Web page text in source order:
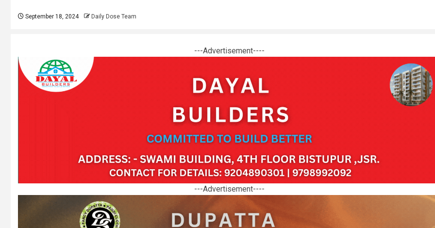
September 18, 2024 Daily Dose Team
---Advertisement----
---Advertisement----